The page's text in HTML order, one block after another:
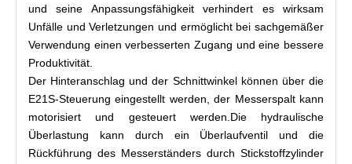
und seine Anpassungsfähigkeit verhindert es wirksam
Unfälle und Verletzungen und ermöglicht bei sachgemäßer
Verwendung einen verbesserten Zugang und eine bessere
Produktivität.
Der Hinteranschlag und der Schnittwinkel können über die
E21S-Steuerung eingestellt werden, der Messerspalt kann
motorisiert und gesteuert werden.Die hydraulische
Überlastung kann durch ein Überlaufventil und die
Rückführung des Messerständers durch Stickstoffzylinder